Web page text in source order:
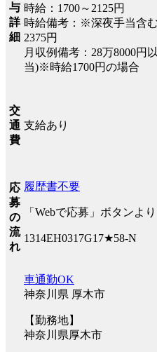
与
詳
細
時給：1700～2125円
時給備考：※深夜手当含
2375円
月収例備考：28万8000円
当)※時給1700円の場合
交
通
費
支給あり
応
募
の
流
れ
履歴書不要
「Webで応募」ボタンよ
1314EH0317G17★58-N
車通勤OK
神奈川県 厚木市
【勤務地】
神奈川県厚木市